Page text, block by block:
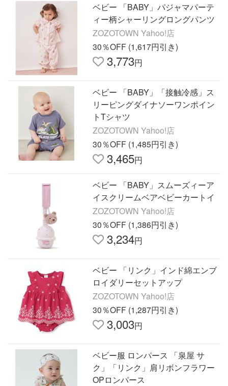
ベビー 「BABY」パジャマパーテ
ィー柄シャーリングロングパンツ
ZOZOTOWN Yahoo!店
30％OFF (1,617円引き)
3,773円
ベビー 「BABY」「接触冷感」ス
リーピングダイナソーワンポイン
トTシャツ
ZOZOTOWN Yahoo!店
30％OFF (1,485円引き)
3,465円
ベビー 「BABY」スムーズィーア
イスクリームベアベビーカートイ
ZOZOTOWN Yahoo!店
30％OFF (1,386円引き)
3,234円
ベビー 「リンク」インド綿エンブ
ロイダリーセットアップ
ZOZOTOWN Yahoo!店
30％OFF (1,287円引き)
3,003円
ベビー服 ロンパース 「泉屋 サ
ク」「リンク」肩リボンフラワー
OPロンパース